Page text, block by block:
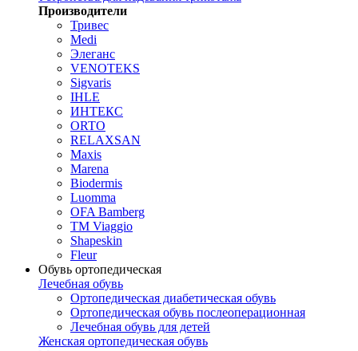
Производители
Тривес
Medi
Элеганс
VENOTEKS
Sigvaris
IHLE
ИНТЕКС
ORTO
RELAXSAN
Maxis
Marena
Biodermis
Luomma
OFA Bamberg
TM Viaggio
Shapeskin
Fleur
Обувь ортопедическая
Лечебная обувь
Ортопедическая диабетическая обувь
Ортопедическая обувь послеоперационная
Лечебная обувь для детей
Женская ортопедическая обувь